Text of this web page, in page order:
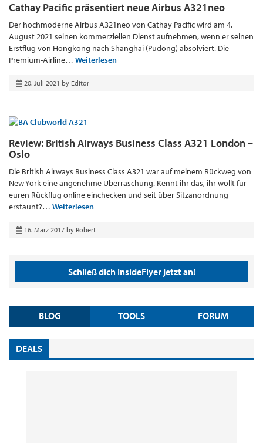
Cathay Pacific präsentiert neue Airbus A321neo
Der hochmoderne Airbus A321neo von Cathay Pacific wird am 4.
August 2021 seinen kommerziellen Dienst aufnehmen, wenn er seinen
Erstflug von Hongkong nach Shanghai (Pudong) absolviert. Die
Premium-Airline… Weiterlesen
20. Juli 2021 by Editor
Review: British Airways Business Class A321 London –
Oslo
Die British Airways Business Class A321 war auf meinem Rückweg von
New York eine angenehme Überraschung. Kennt ihr das, ihr wollt für
euren Rückflug online einchecken und seit über Sitzanordnung
erstaunt?… Weiterlesen
16. März 2017 by Robert
Schließ dich InsideFlyer jetzt an!
BLOG TOOLS FORUM
DEALS